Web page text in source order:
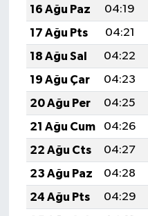
16 Ağu Paz
04:19
17 Ağu Pts
04:21
18 Ağu Sal
04:22
19 Ağu Çar
04:23
20 Ağu Per
04:25
21 Ağu Cum
04:26
22 Ağu Cts
04:27
23 Ağu Paz
04:28
24 Ağu Pts
04:29